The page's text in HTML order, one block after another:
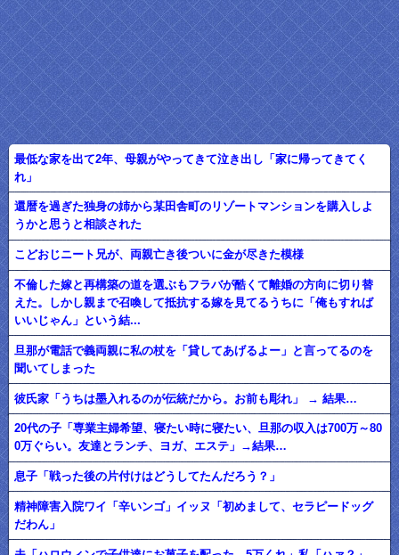
最低な家を出て2年、母親がやってきて泣き出し「家に帰ってきてく
れ」
還暦を過ぎた独身の姉から某田舎町のリゾートマンションを購入しよ
うかと思うと相談された
こどおじニート兄が、両親亡き後ついに金が尽きた模様
不倫した嫁と再構築の道を選ぶもフラバが酷くて離婚の方向に切り替
えた。しかし親まで召喚して抵抗する嫁を見てるうちに「俺もすれば
いいじゃん」という結...
旦那が電話で義両親に私の杖を「貸してあげるよー」と言ってるのを
聞いてしまった
彼氏家「うちは墨入れるのが伝統だから。お前も彫れ」 → 結果…
20代の子「専業主婦希望、寝たい時に寝たい、旦那の収入は700万～80
0万ぐらい。友達とランチ、ヨガ、エステ」→結果…
息子「戦った後の片付けはどうしてたんだろう？」
精神障害入院ワイ「辛いンゴ」イッヌ「初めまして、セラピードッグ
だわん」